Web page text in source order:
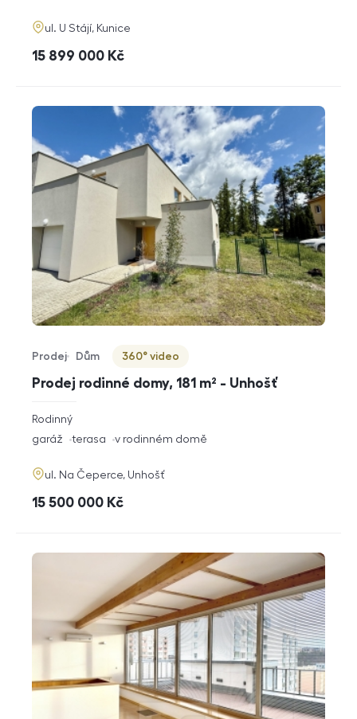
adresa
ul. U Stájí, Kunice
cena
15 899 000 Kč
Prodej rodinné domy, 181 m² - Unhošť
Typ nabídky
Prodej
Typ nemovitosti
Dům
Virtuální prohlídka
360° video
rozměry
dispozice
Rodinný
funkce
garáž terasa v rodinném domě
adresa
ul. Na Čeperce, Unhošť
cena
15 500 000 Kč